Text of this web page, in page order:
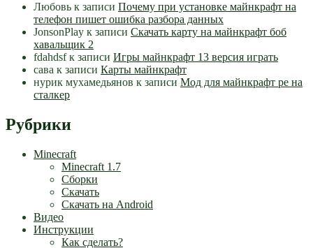
Любовь к записи Почему при установке майнкрафт на
телефон пишет ошибка разбора данных
JonsonPlay к записи Скачать карту на майнкрафт боб
хавальщик 2
fdahdsfк записи Игры майнкрафт 13 версия играть
сава к записи Карты майнкрафт
нурик мухамедьянов к записи Мод для майнкрафт pe на
сталкер
Рубрики
Minecraft
Minecraft 1.7
Сборки
Скачать
Скачать на Android
Видео
Инструкции
Как сделать?